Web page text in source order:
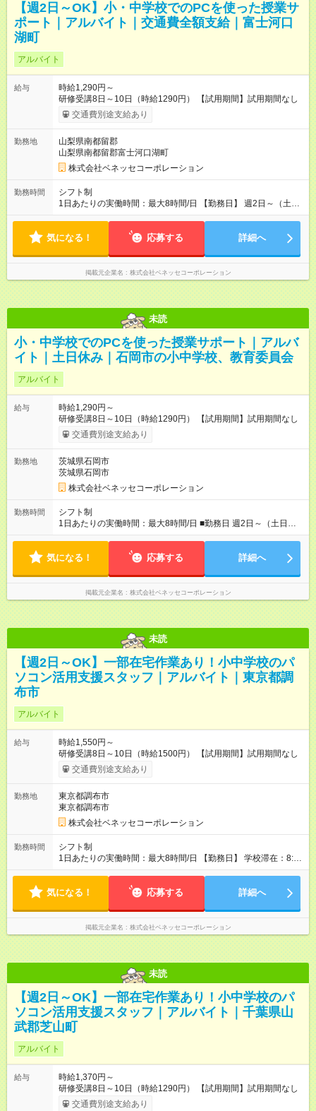
【週2日～OK】小・中学校でのPCを使った授業サ
ポート｜アルバイト｜交通費全額支給｜富士河口
湖町
アルバイト
給与
時給1,290円～
研修受講8日～10日（時給1290円） 【試用期間】試用期間なし
交通費別途支給あり
勤務地
山梨県南都留郡
山梨県南都留郡富士河口湖町
株式会社ベネッセコーポレーション
勤務時間
シフト制
1日あたりの実働時間：最大8時間/日 【勤務日】 週2日～（土日
祝休み） 【勤務時間】 学校滞在：8:30※～17:30の間の連続した
間/日 ※勤務時間が8:30～の場合、朝8時半から学校で就業できる
気になる！ 応募する 詳細へ
掲載元企業名 株式会社ベネッセコーポレーション
未読
小・中学校でのPCを使った授業サポート｜アルバ
イト｜土日休み｜石岡市の小中学校、教育委員会
アルバイト
給与
時給1,290円～
研修受講8日～10日（時給1290円） 【試用期間】試用期間なし
交通費別途支給あり
勤務地
茨城県石岡市
茨城県石岡市
株式会社ベネッセコーポレーション
勤務時間
シフト制
1日あたりの実働時間：最大8時間/日 ■勤務日 週2日～（土日祝
休み） ■勤務時間 学校滞在：8:30※～17:30の間の連続した8時
※勤務時間が8:30～の場合、朝8時半から学校で就業できること
気になる！ 応募する 詳細へ
掲載元企業名 株式会社ベネッセコーポレーション
未読
【週2日～OK】一部在宅作業あり！小中学校のパ
ソコン活用支援スタッフ｜アルバイト｜東京都調
布市
アルバイト
給与
時給1,550円～
研修受講8日～10日（時給1500円） 【試用期間】試用期間なし
交通費別途支給あり
勤務地
東京都調布市
東京都調布市
株式会社ベネッセコーポレーション
勤務時間
シフト制
1日あたりの実働時間：最大8時間/日 【勤務日】 学校滞在：8:30
～17:30の間の実働7時間(うち休憩１時間) ＋ 在宅での事務作業1
成等1時間) ※勤務時間が8:30～の場合、朝8時半から学校で就業
OK！
気になる！ 応募する 詳細へ
掲載元企業名 株式会社ベネッセコーポレーション
未読
【週2日～OK】一部在宅作業あり！小中学校のパ
ソコン活用支援スタッフ｜アルバイト｜千葉県山
武郡芝山町
アルバイト
給与
時給1,370円～
研修受講8日～10日（時給1290円） 【試用期間】試用期間なし
交通費別途支給あり